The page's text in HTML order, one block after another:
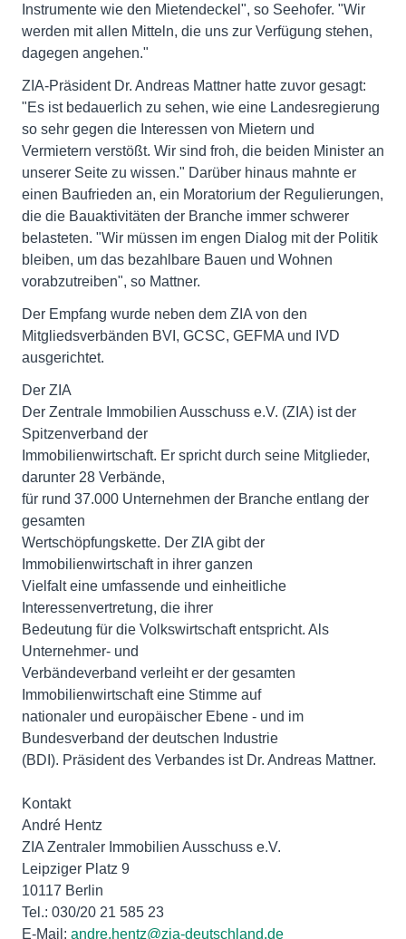
Instrumente wie den Mietendeckel", so Seehofer. "Wir
werden mit allen Mitteln, die uns zur Verfügung stehen,
dagegen angehen."
ZIA-Präsident Dr. Andreas Mattner hatte zuvor gesagt:
"Es ist bedauerlich zu sehen, wie eine Landesregierung
so sehr gegen die Interessen von Mietern und
Vermietern verstößt. Wir sind froh, die beiden Minister an
unserer Seite zu wissen." Darüber hinaus mahnte er
einen Baufrieden an, ein Moratorium der Regulierungen,
die die Bauaktivitäten der Branche immer schwerer
belasteten. "Wir müssen im engen Dialog mit der Politik
bleiben, um das bezahlbare Bauen und Wohnen
vorabzutreiben", so Mattner.
Der Empfang wurde neben dem ZIA von den
Mitgliedsverbänden BVI, GCSC, GEFMA und IVD
ausgerichtet.
Der ZIA
Der Zentrale Immobilien Ausschuss e.V. (ZIA) ist der
Spitzenverband der
Immobilienwirtschaft. Er spricht durch seine Mitglieder,
darunter 28 Verbände,
für rund 37.000 Unternehmen der Branche entlang der
gesamten
Wertschöpfungskette. Der ZIA gibt der
Immobilienwirtschaft in ihrer ganzen
Vielfalt eine umfassende und einheitliche
Interessenvertretung, die ihrer
Bedeutung für die Volkswirtschaft entspricht. Als
Unternehmer- und
Verbändeverband verleiht er der gesamten
Immobilienwirtschaft eine Stimme auf
nationaler und europäischer Ebene - und im
Bundesverband der deutschen Industrie
(BDI). Präsident des Verbandes ist Dr. Andreas Mattner.
Kontakt
André Hentz
ZIA Zentraler Immobilien Ausschuss e.V.
Leipziger Platz 9
10117 Berlin
Tel.: 030/20 21 585 23
E-Mail: andre.hentz@zia-deutschland.de